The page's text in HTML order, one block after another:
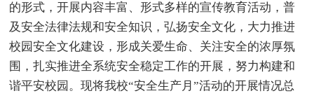
的形式，开展内容丰富、形式多样的宣传教育活动，普
及安全法律法规和安全知识，弘扬安全文化，大力推进
校园安全文化建设，形成关爱生命、关注安全的浓厚氛
围，扎实推进全系统安全稳定工作的开展，努力构建和
谐平安校园。现将我校“安全生产月”活动的开展情况总